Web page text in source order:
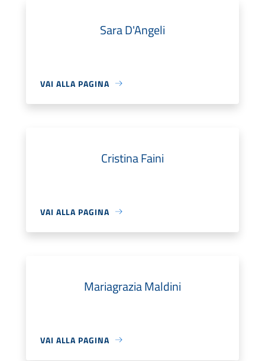
Sara D'Angeli
VAI ALLA PAGINA
Cristina Faini
VAI ALLA PAGINA
Mariagrazia Maldini
VAI ALLA PAGINA